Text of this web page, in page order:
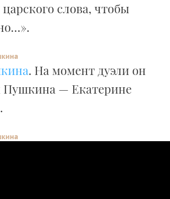
слова, чтобы
. На момент дуэли он
Пушкина — Екатерине